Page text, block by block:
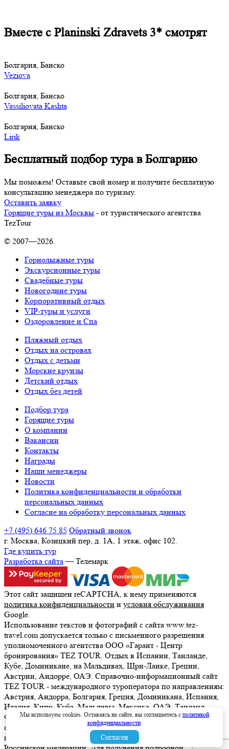
Вместе с Planinski Zdravets 3* смотрят
Болгария, Банско
Veziova
Болгария, Банско
Vassiliovata Kashta
Болгария, Банско
Lirik
Бесплатный подбор тура в Болгарию
Мы поможем! Оставьте свой номер и получите бесплатную
консультацию менеджера по туризму.
Оставить заявку
Горящие туры из Москвы - от туристического агентства
TezTour
© 2007—2026.
Горнолыжные туры
Экскурсионные туры
Свадебные туры
Новогодние туры
Корпоративный отдых
VIP-туры и услуги
Оздоровление и Спа
Пляжный отдых
Отдых на островах
Отдых с детьми
Морские круизы
Детский отдых
Отдых без детей
Подбор тура
Горящие туры
О компании
Вакансии
Контакты
Награды
Наши менеджеры
Новости
Политика конфиденциальности и обработки
персональных данных
Согласие на обработку персональных данных
+7 (495) 646 75 85 Обратный звонок
г. Москва, Козицкий пер, д. 1А, 1 этаж, офис 102.
Где купить тур
Разработка сайта— Телемарк
Этот сайт защищен reCAPTCHA, к нему применяются
политика конфиденциальности и условия обслуживания
Google.
Использование текстов и фотографий с сайта www.tez-
travel.com допускается только с письменного разрешения
уполномоченного агентства ООО «Гарант - Центр
бронирования» TEZ TOUR. Отдых в Испании, Таиланде,
Кубе, Доминикане, на Мальдивах, Шри-Ланке, Греции,
Австрии, Андорре, ОАЭ. Справочно-информационный сайт
TEZ TOUR - международного туроператора по направлениям:
Австрия, Андорра, Болгария, Греция, Доминикана, Испания,
Италия, Кипр, Куба, Мальдивы, Мексика, ОАЭ, Таиланд,
Франция, Шри-Ланка. Информация о ценах, указанная на
сайте, не является ни рекламой, ни офертой. определяемой
положениями Статьи 437 (2) Гражданского кодекса
Мы используем cookies. Оставаясь на сайте, вы соглашаетесь с политикой
конфиденциальности.
Согласен